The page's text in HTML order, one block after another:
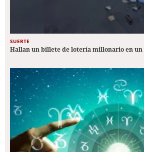
SUERTE
Hallan un billete de lotería millonario en